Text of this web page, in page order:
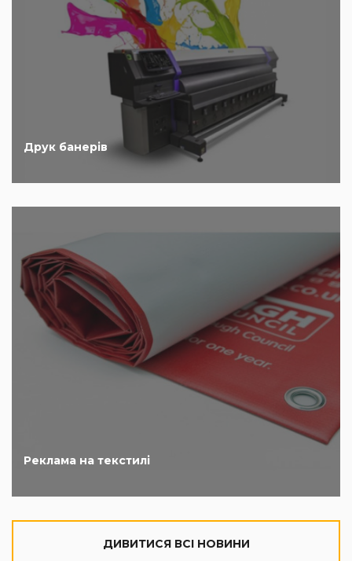
Друк банерів
Реклама на текстилі
ДИВИТИСЯ ВСІ НОВИНИ